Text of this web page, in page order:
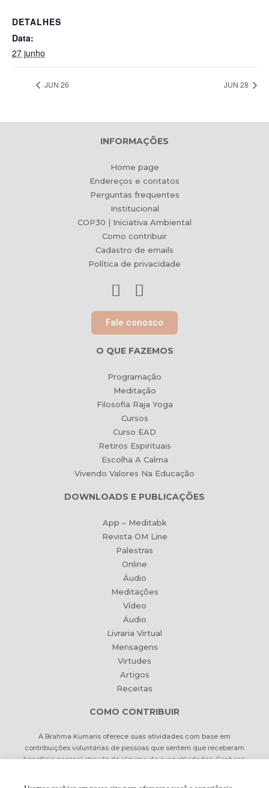
DETALHES
Data:
27 junho
JUN 26 JUN 28
INFORMAÇÕES
Home page
Endereços e contatos
Perguntas frequentes
Institucional
COP30 | Iniciativa Ambiental
Como contribuir
Cadastro de emails
Política de privacidade
Fale conosco
O QUE FAZEMOS
Programação
Meditação
Filosofia Raja Yoga
Cursos
Curso EAD
Retiros Espirituais
Escolha A Calma
Vivendo Valores Na Educação
DOWNLOADS E PUBLICAÇÕES
App – Meditabk
Revista OM Line
Palestras
Online
Áudio
Meditações
Vídeo
Áudio
Livraria Virtual
Mensagens
Virtudes
Artigos
Receitas
COMO CONTRIBUIR
A Brahma Kumaris oferece suas atividades com base em
contribuições voluntárias de pessoas que sentem que receberam
benefício pessoal através de alguma de suas atividades. Conheça